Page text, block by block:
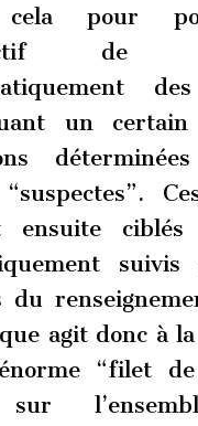
pour
de
un certain
ensuite
du
agit donc à
“filet de